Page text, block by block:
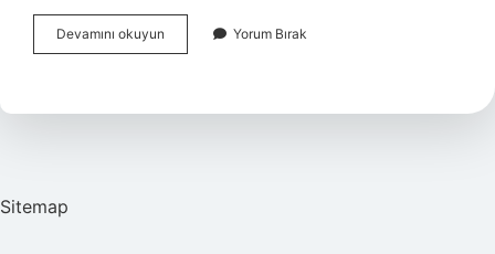
Devamını okuyun
Nasıl
Yorum Bırak
Sitemap